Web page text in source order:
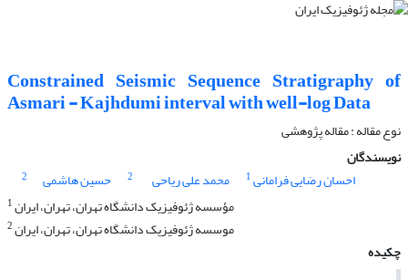
Constrained Seismic Sequence Stratigraphy of
Asmari - Kajhdumi interval with well-log Data
نوع مقاله : مقاله پژوهشی‌
نویسندگان
احسان رضایی فرامانی1 محمد علی ریاحی 2 حسین هاشمی
2
1مؤسسه ژئوفیزیک دانشگاه تهران، تهران، ایران
2موسسه ژئوفیزیک دانشگاه تهران، تهران، ایران
چکیده